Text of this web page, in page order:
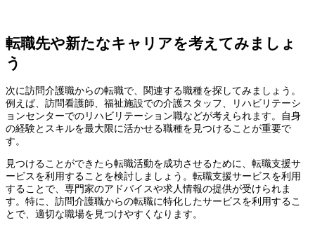
転職先や新たなキャリアを考えてみましょ
う
次に訪問介護職からの転職で、関連する職種を探してみましょう。
例えば、訪問看護師、福祉施設での介護スタッフ、リハビリテーシ
ョンセンターでのリハビリテーション職などが考えられます。自身
の経験とスキルを最大限に活かせる職種を見つけることが重要で
す。
見つけることができたら転職活動を成功させるために、転職支援サ
ービスを利用することを検討しましょう。転職支援サービスを利用
することで、専門家のアドバイスや求人情報の提供が受けられま
す。特に、訪問介護職からの転職に特化したサービスを利用するこ
とで、適切な職場を見つけやすくなります。